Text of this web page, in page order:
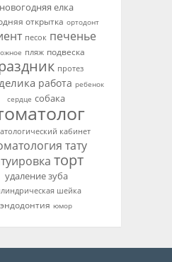
новогодняя елка
открытка ортодонт
песок печенье
пляж подвеска
протез
работа ребенок
сердце собака
кабинет
тату
торт
удаление зуба
шейка
эндодонтия юмор